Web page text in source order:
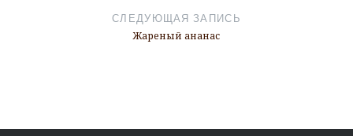
СЛЕДУЮЩАЯ ЗАПИСЬ
Жареный ананас